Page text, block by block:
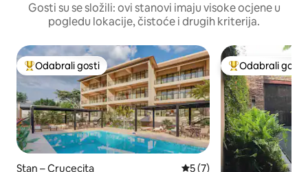
Gosti su se složili: ovi stanovi imaju visoke ocjene u
pogledu lokacije, čistoće i drugih kriterija.
Među najviše rangiranima s oznakom „Odabrali gosti”
Odabrali gosti
Stan – Crucecita Prosječna ocjena: 5/5,
5 (7)
Među najviše
Odabrali gosti